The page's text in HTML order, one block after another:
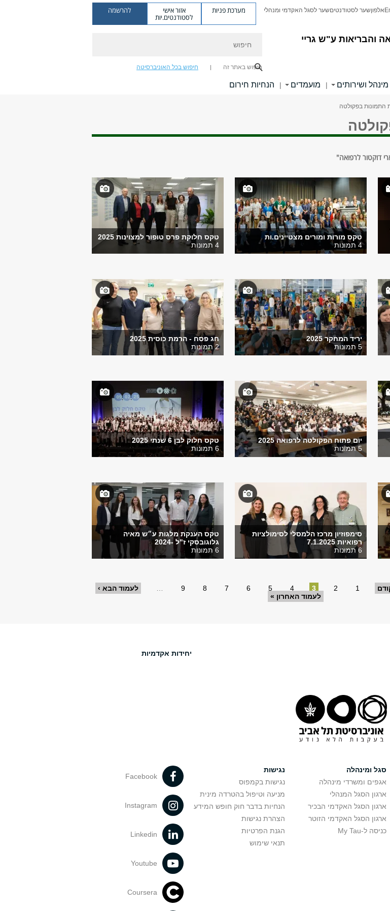
והבריאות ע"ש גריי
אלפוןשער לסטודנטיםשער לסגל האקדמי ומנהלי מערכת פניות אזור אישי
לסטודנטים.יות
להרשמה
חיפוש באתר זה חיפוש בכל האוניברסיטה
מינהל ושירותים | מועמדים | הנחיות חירום
התמונות בפקולטה
דוקטור לרפואה"
טקס מורות ומורים מצטיינים.ות
4 תמונות
טקס חלוקת פרס טופור למצוינות 2025
4 תמונות
יריד המחקר 2025
5 תמונות
חג פסח - הרמת כוסית 2025
2 תמונות
יום פתוח הפקולטה לרפואה 2025
5 תמונות
טקס חלוק לבן 6 שנתי 2025
6 תמונות
סימפוזיון מרכז הלמסלי לסימולציות
רפואיות 7.1.2025
6 תמונות
טקס הענקת מלגות ע״ש מאיה
גלוגובסקי ז"ל -2024
6 תמונות
1
2
3
4
5
6
7
8
9
לעמוד הבא ›
לעמוד האחרון »
יחידות אקדמיות
סגל ומינהלה
אגפים ומשרדי מינהלה
ארגון הסגל המנהלי
ארגון הסגל האקדמי הבכיר
ארגון הסגל האקדמי הזוטר
כניסה ל-My Tau
נגישות
נגישות בקמפוס
מניעה וטיפול בהטרדה מינית
הנחיות בדבר חוק חופש המידע
הצהרת נגישות
הגנת הפרטיות
תנאי שימוש
Facebook
Instagram
Linkedin
Youtube
Coursera